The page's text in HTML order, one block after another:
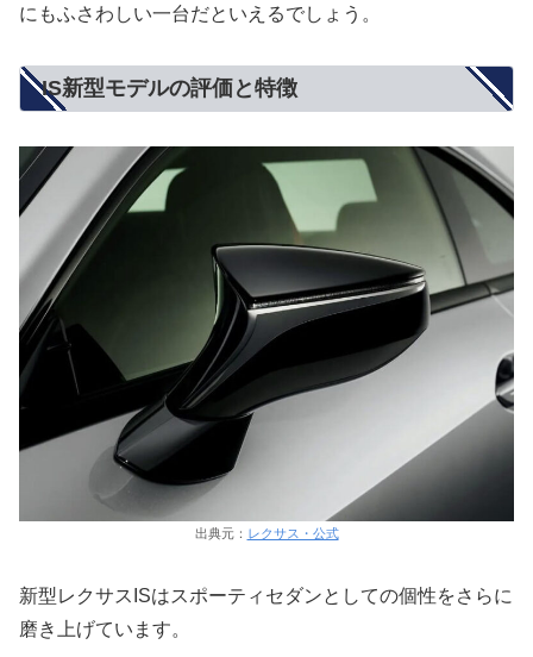
にもふさわしい一台だといえるでしょう。
IS新型モデルの評価と特徴
出典元： レクサス・公式
新型レクサスISはスポーティセダンとしての個性をさらに
磨き上げています。